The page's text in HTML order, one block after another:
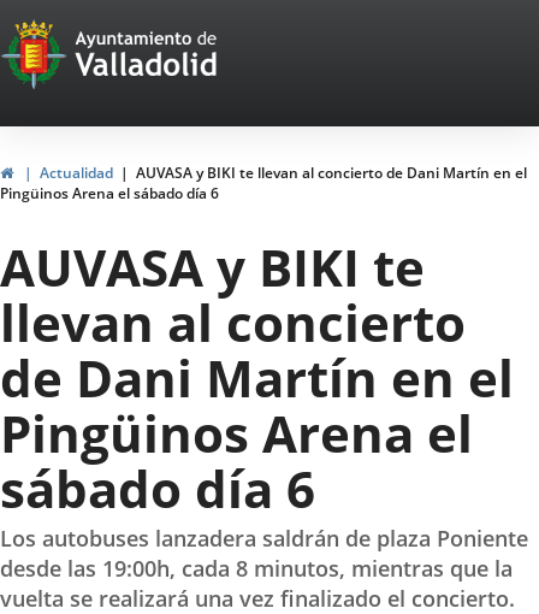
Portal
Web
del
Ayuntamiento
de
Valladolid
HomeActualidad
AUVASA y BIKI te llevan al concierto de Dani Martín en el
Pingüinos Arena el sábado día 6
AUVASA y BIKI te
llevan al concierto
de Dani Martín en el
Pingüinos Arena el
sábado día 6
Los autobuses lanzadera saldrán de plaza Poniente
desde las 19:00h, cada 8 minutos, mientras que la
vuelta se realizará una vez finalizado el concierto.